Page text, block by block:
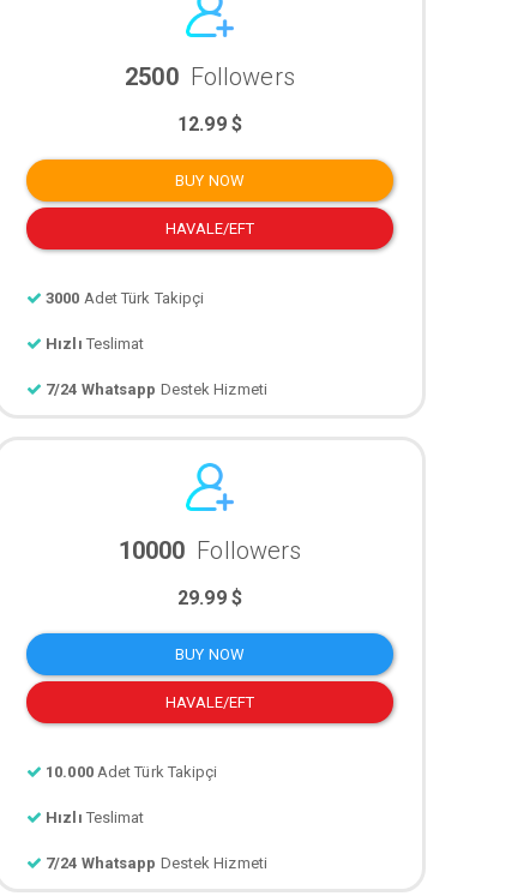
2500 Followers
12.99 $
BUY NOW
HAVALE/EFT
3000 Adet Türk Takipçi
Hızlı Teslimat
7/24 Whatsapp Destek Hizmeti
10000 Followers
29.99 $
BUY NOW
HAVALE/EFT
10.000 Adet Türk Takipçi
Hızlı Teslimat
7/24 Whatsapp Destek Hizmeti